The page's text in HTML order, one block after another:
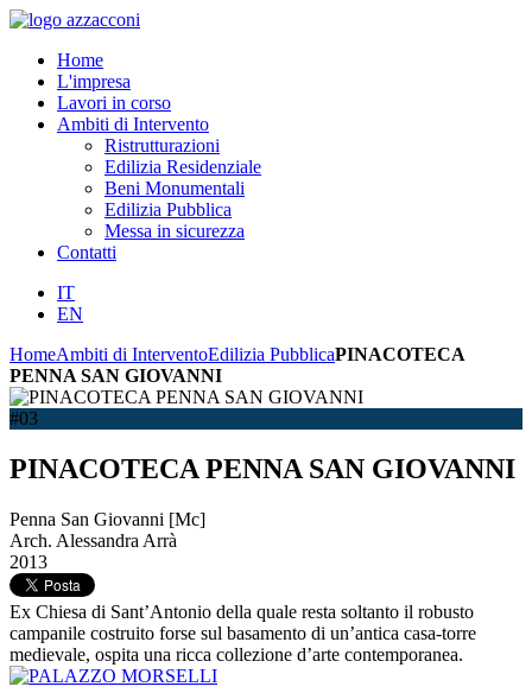
Home
L'impresa
Lavori in corso
Ambiti di Intervento
Ristrutturazioni
Edilizia Residenziale
Beni Monumentali
Edilizia Pubblica
Messa in sicurezza
Contatti
IT
EN
HomeAmbiti di InterventoEdilizia PubblicaPINACOTECA
PENNA SAN GIOVANNI
#03
PINACOTECA PENNA SAN GIOVANNI
Penna San Giovanni [Mc]
Arch. Alessandra Arrà
2013
Ex Chiesa di Sant’Antonio della quale resta soltanto il robusto
campanile costruito forse sul basamento di un’antica casa-torre
medievale, ospita una ricca collezione d’arte contemporanea.